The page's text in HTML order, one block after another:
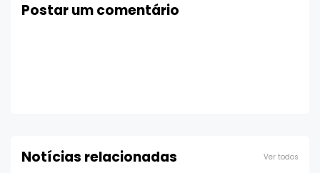
Postar um comentário
Notícias relacionadas Ver todos